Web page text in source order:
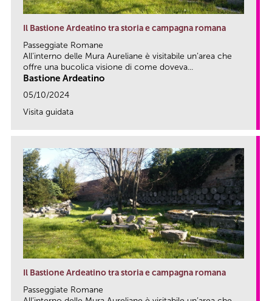
Il Bastione Ardeatino tra storia e campagna romana
Passeggiate Romane
All’interno delle Mura Aureliane è visitabile un’area che
offre una bucolica visione di come doveva...
Bastione Ardeatino
05/10/2024
Visita guidata
Il Bastione Ardeatino tra storia e campagna romana
Passeggiate Romane